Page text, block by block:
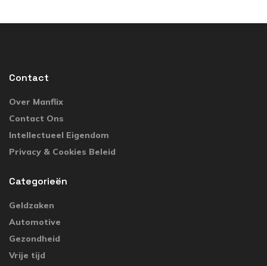
Contact
Over Manflix
Contact Ons
Intellectueel Eigendom
Privacy & Cookies Beleid
Categorieën
Geldzaken
Automotive
Gezondheid
Vrije tijd